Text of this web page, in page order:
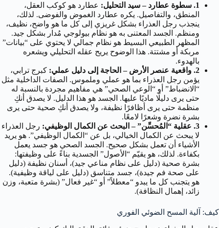
1. سطوة عطارد – سيد التحليل:
عطارد هو كوكب العقل،
المنطق، والتفاصيل. يكره عطارد الغموض والفوضى. لذلك،
ينجذب رجل العذراء بشكل غريزي إلى كل ما هو واضح، نظيف،
ومنظم. الجسد المعتنى به هو نظام بيولوجي مُدار بشكل جيد.
المظهر الطبيعي البسيط هو نظام جمالي لا يحتوي على “بيانات”
مربكة أو مشتتة. هذا الوضوح يريح عقله التحليلي ويشعره
بالهدوء.
2. واقعية عنصر الأرض – الحاجة إلى دليل عملي:
كبرج ترابي،
يؤمن رجل العذراء بما هو عملي وملموس. الصفات الداخلية مثل
“الانضباط” أو “الوعي الصحي” هي مفاهيم مجردة بالنسبة له
حتى يرى دليلًا ماديًا عليها. الجسد هو هذا الدليل. لا يصدق أنكِ
منظمة حتى يرى أظافرًا نظيفة، ولا يصدق أنكِ صحية حتى يرى
بشرة نضرة وشعرًا لامعًا.
3. عقلية “المُحسِّن” – البحث عن الكمال الوظيفي:
رجل العذراء
لا يبحث عن الكمال الخيالي، بل عن “الكمال الوظيفي”. هو يريد
الأشياء أن تعمل بشكل صحيح. الجسد الصحي هو جسد يعمل
بكفاءة. لذلك، هو يقيّم “الأصول” الجسدية بناءً على وظيفتها:
بشرة صحية (دليل على نظام مناعي جيد)، أسنان نظيفة (دليل
على صحة فم جيدة)، جسد متناسق (دليل على لياقة وظيفية).
هو يتجنب كل ما يبدو “معطلاً” أو “غير فعال” (بشرة متعبة، وزن
زائد، إهمال النظافة).
كيف: آلية المسح الضوئي الفوري